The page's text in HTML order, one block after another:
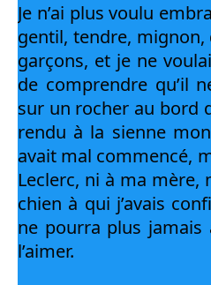
Je n’ai plus voulu
gentil, tendre,
garçons, et je ne
de comprendre qu’il
sur un rocher au bord
rendu à la sienne
avait mal commencé,
Leclerc, ni à ma
chien à qui j’avais
ne pourra plus
l’aimer.